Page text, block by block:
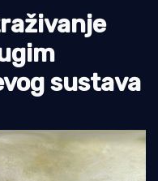
sustava